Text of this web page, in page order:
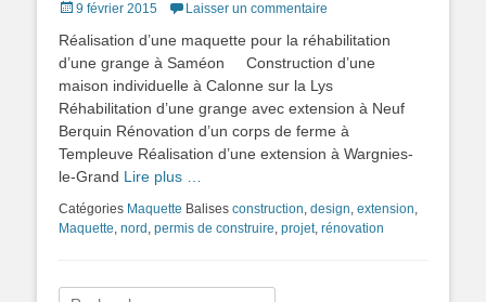
Posted
9 février 2015 Laisser un commentaire
Réalisation d’une maquette pour la réhabilitation
d’une grange à Saméon Construction d’une
maison individuelle à Calonne sur la Lys
Réhabilitation d’une grange avec extension à Neuf
Berquin Rénovation d’un corps de ferme à
Templeuve Réalisation d’une extension à Wargnies-
le-Grand Lire plus …
Catégories Maquette Balises construction, design, extension,
Maquette, nord , permis de construire, projet, rénovation
Rechercher :